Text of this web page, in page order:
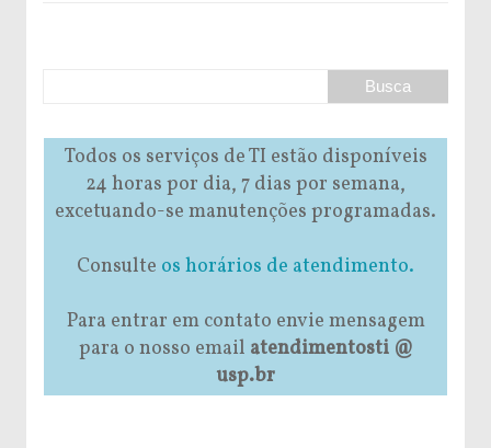
Todos os serviços de TI estão disponíveis
24 horas por dia, 7 dias por semana,
excetuando-se manutenções programadas.
Consulte os horários de atendimento.
Para entrar em contato envie mensagem
para o nosso email atendimentosti @
usp.br